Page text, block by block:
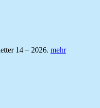
14 – 2026. mehr